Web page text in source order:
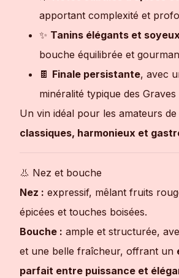
apportant complexité et
✨ Tanins élégants et
bouche équilibrée et
🍫 Finale persistante, avec
minéralité typique des Graves
Un vin idéal pour les amateurs de
classiques, harmonieux et
👃 Nez et bouche
Nez : expressif, mêlant fruits
épicées et touches boisées.
Bouche : ample et structurée,
et une belle fraîcheur, offrant un
parfait entre puissance et